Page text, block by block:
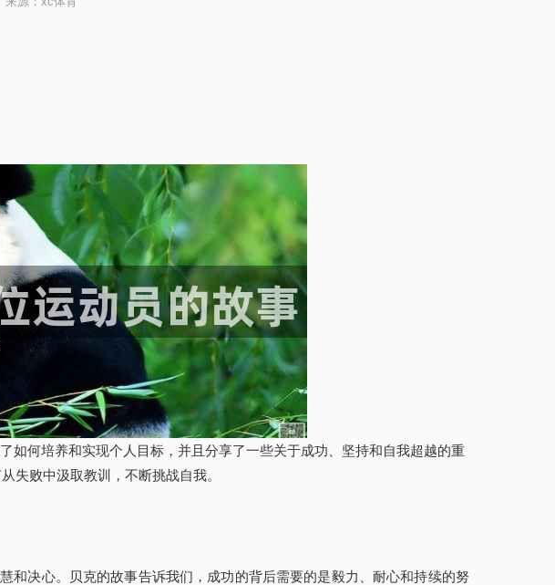
如何培养和实现个人目标，并且分享了一些关于成功、坚持和自我超越的重
失败中汲取教训，不断挑战自我。
决心。贝克的故事告诉我们，成功的背后需要的是毅力、耐心和持续的努